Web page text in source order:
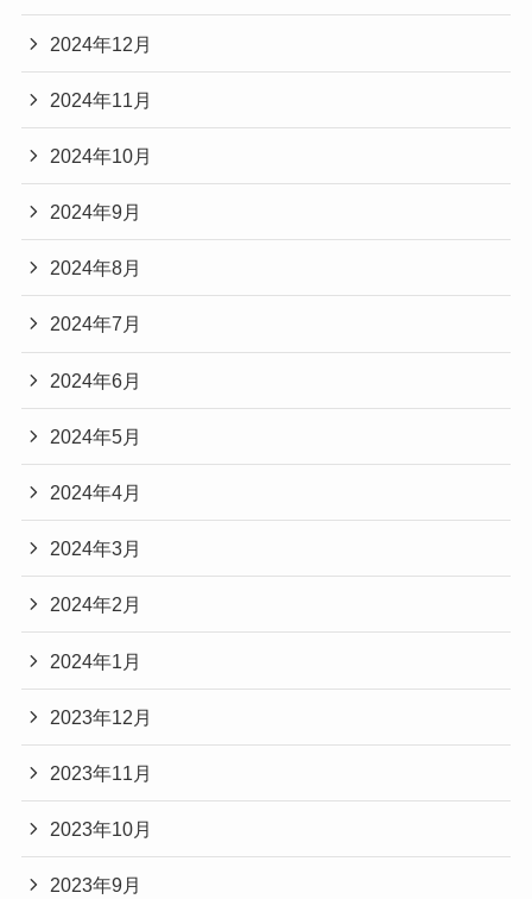
2024年12月
2024年11月
2024年10月
2024年9月
2024年8月
2024年7月
2024年6月
2024年5月
2024年4月
2024年3月
2024年2月
2024年1月
2023年12月
2023年11月
2023年10月
2023年9月